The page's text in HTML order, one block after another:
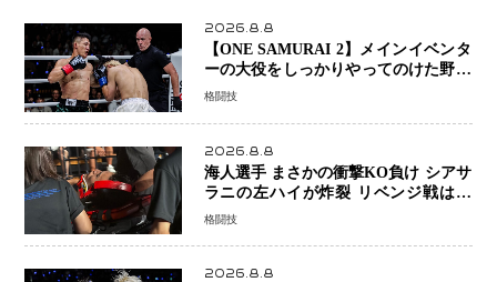
2026.8.8
【ONE SAMURAI 2】メインイベンタ
ーの大役をしっかりやってのけた野杁
正明が衝撃のリベンジ！ リウ・メン
ーで完全決着
格闘技
2026.8.8
海人選手 まさかの衝撃KO負け シアサ
ラニの左ハイが炸裂 リベンジ戦は一
瞬で決着
格闘技
2026.8.8